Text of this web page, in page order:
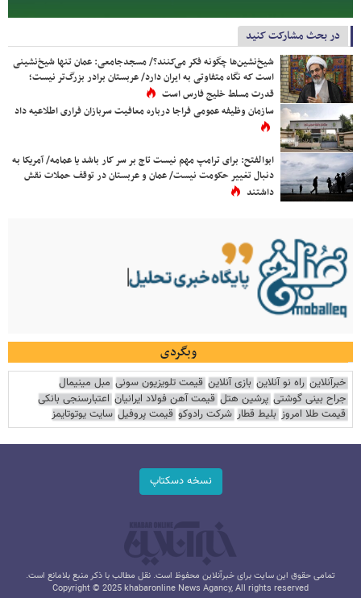
در بحث مشارکت کنید
شیخ‌نشین‌ها چگونه فکر می‌کنند؟/ مسجدجامعی: عمان تنها شیخ‌نشینی
است که نگاه متفاوتی به ایران دارد/ عربستان برادر بزرگ‌تر نیست؛
قدرت مسلط خلیج فارس است
سازمان وظیفه عمومی فراجا درباره معافیت سربازان فراری اطلاعیه داد
ابوالفتح: برای ترامپ مهم نیست تاج بر سر کار باشد یا عمامه/ آمریکا به
دنبال تغییر حکومت نیست/ عمان و عربستان در توقف حملات نقش
داشتند
وبگردی
خبرآنلاین راه نو آنلاین بازی آنلاین قیمت تلویزیون سونی مبل مینیمال
جراح بینی گوشتی پرشین هتل قیمت آهن فولاد ایرانیان اعتبارسنجی بانکی
قیمت طلا امروز بلیط قطار شرکت رادوکو قیمت پروفیل سایت یوتوتایمز
نسخه دسکتاپ
تمامی حقوق این سایت برای خبرآنلاین محفوظ است. نقل مطالب با ذکر منبع بلامانع است.
Copyright © 2025 khabaronline News Agancy, All rights reserved